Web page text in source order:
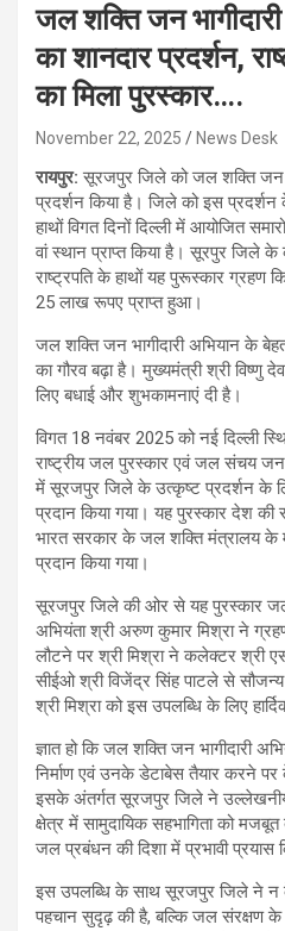
जल शक्ति जन
का शानदार प्रदर्शन,
का मिला पुरस्कार….
November 22, 2025 News Desk
रायपुर: सूरजपुर जिले को जल शक्ति जन
प्रदर्शन किया है। जिले को इस प्रदर्शन
हाथों विगत दिनों दिल्ली में आयोजित
वां स्थान प्राप्त किया है। सूरपुर जिले
राष्ट्रपति के हाथों यह पुरूस्कार
25 लाख रूपए प्राप्त हुआ।
जल शक्ति जन भागीदारी अभियान के
का गौरव बढ़ा है। मुख्यमंत्री श्री
लिए बधाई और शुभकामनाएं दी है।
विगत 18 नवंबर 2025 को नई दिल्ली
राष्ट्रीय जल पुरस्कार एवं जल संचय जन
में सूरजपुर जिले के उत्कृष्ट प्रदर्शन के
प्रदान किया गया। यह पुरस्कार देश की
भारत सरकार के जल शक्ति मंत्रालय के
प्रदान किया गया।
सूरजपुर जिले की ओर से यह पुरस्कार
अभियंता श्री अरुण कुमार मिश्रा ने
लौटने पर श्री मिश्रा ने कलेक्टर श्री
सीईओ श्री विजेंद्र सिंह पाटले से
श्री मिश्रा को इस उपलब्धि के लिए
ज्ञात हो कि जल शक्ति जन
निर्माण एवं उनके डेटाबेस तैयार करने पर
इसके अंतर्गत सूरजपुर जिले ने
क्षेत्र में सामुदायिक सहभागिता को
जल प्रबंधन की दिशा में प्रभावी प्रयास
इस उपलब्धि के साथ सूरजपुर जिले ने न
पहचान सुदृढ़ की है, बल्कि जल संरक्षण के